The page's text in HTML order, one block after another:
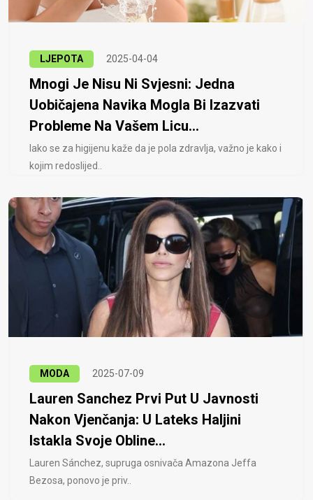
LJEPOTA 2025-04-04
Mnogi Je Nisu Ni Svjesni: Jedna
Uobičajena Navika Mogla Bi Izazvati
Probleme Na Vašem Licu...
Iako se za higijenu kaže da je pola zdravlja, važno je kako i
kojim redoslijed..
MODA 2025-07-09
Lauren Sanchez Prvi Put U Javnosti
Nakon Vjenčanja: U Lateks Haljini
Istakla Svoje Obline...
Lauren Sánchez, supruga osnivača Amazona Jeffa
Bezosa, ponovo je priv..